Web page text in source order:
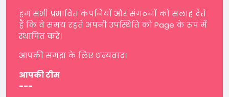
हम सभी प्रभावित कंपनियों और संगठनों को सलाह देते
हैं कि वे समय रहते अपनी उपस्थिति को Page के रूप में
स्थापित करें।
आपकी समझ के लिए धन्यवाद।
आपकी टीम
---